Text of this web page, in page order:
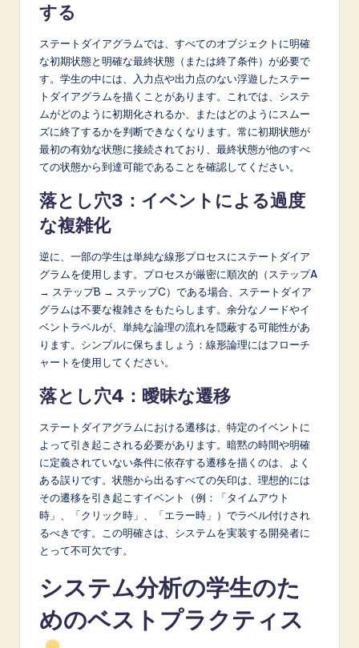
する
ステートダイアグラムでは、すべてのオブジェクトに明確
な初期状態と明確な最終状態（または終了条件）が必要で
す。学生の中には、入力点や出力点のない浮遊したステー
トダイアグラムを描くことがあります。これでは、システ
ムがどのように初期化されるか、またはどのようにスムー
ズに終了するかを判断できなくなります。常に初期状態が
最初の有効な状態に接続されており、最終状態が他のすべ
ての状態から到達可能であることを確認してください。
落とし穴3：イベントによる過度
な複雑化
逆に、一部の学生は単純な線形プロセスにステートダイア
グラムを使用します。プロセスが厳密に順次的（ステップA
→ ステップB → ステップC）である場合、ステートダイア
グラムは不要な複雑さをもたらします。余分なノードやイ
ベントラベルが、単純な論理の流れを隠蔽する可能性があ
ります。シンプルに保ちましょう：線形論理にはフローチ
ャートを使用してください。
落とし穴4：曖昧な遷移
ステートダイアグラムにおける遷移は、特定のイベントに
よって引き起こされる必要があります。暗黙の時間や明確
に定義されていない条件に依存する遷移を描くのは、よく
ある誤りです。状態から出るすべての矢印は、理想的には
その遷移を引き起こすイベント（例：「タイムアウト
時」、「クリック時」、「エラー時」）でラベル付けされ
るべきです。この明確さは、システムを実装する開発者に
とって不可欠です。
システム分析の学生のた
めのベストプラクティス